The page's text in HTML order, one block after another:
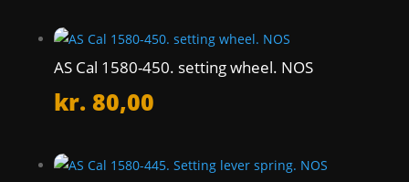
AS Cal 1580-450. setting wheel. NOS
kr. 80,00